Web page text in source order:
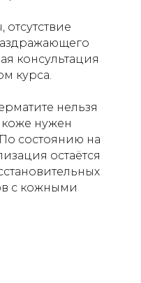
консультация
курса.
нельзя
коже нужен
состоянию на
остаётся
с кожными